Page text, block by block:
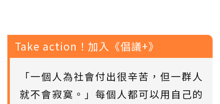
Take action！加入《倡議+》
「一個人為社會付出很辛苦，但一群人
就不會寂寞。」每個人都可以用自己的